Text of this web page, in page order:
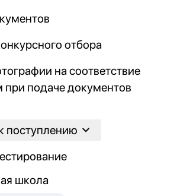
отбора
на соответствие
при подаче документов
поступлению
школа